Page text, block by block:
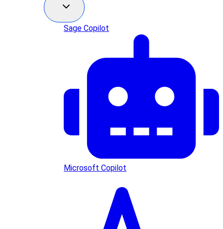
Sage Copilot
Microsoft Copilot